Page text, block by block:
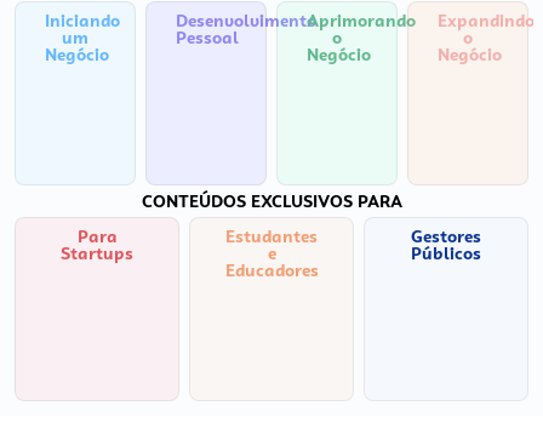
Iniciando
um
Negócio
Desenvolvimento
Pessoal
Aprimorando
o
Negócio
Expandindo
o
Negócio
CONTEÚDOS EXCLUSIVOS PARA
Para
Startups
Estudantes
e
Educadores
Gestores
Públicos